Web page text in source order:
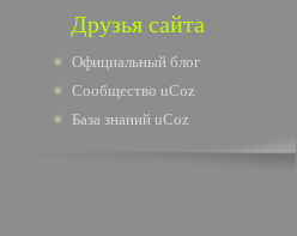
Друзья сайта
Официальный блог
Сообщество uCoz
База знаний uCoz